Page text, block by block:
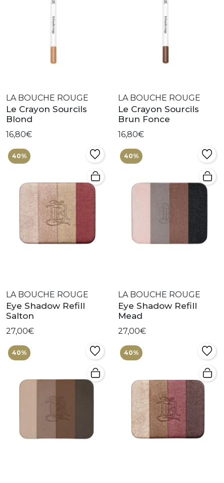
LA BOUCHE ROUGE
Le Crayon Sourcils
Blond
16,80€
LA BOUCHE ROUGE
Le Crayon Sourcils
Brun Fonce
16,80€
40%
LA BOUCHE ROUGE
Eye Shadow Refill
Salton
27,00€
40%
LA BOUCHE ROUGE
Eye Shadow Refill
Mead
27,00€
40% 40%